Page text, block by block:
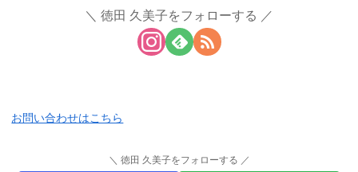
徳田 久美子をフォローする
お問い合わせはこちら
徳田 久美子をフォローする